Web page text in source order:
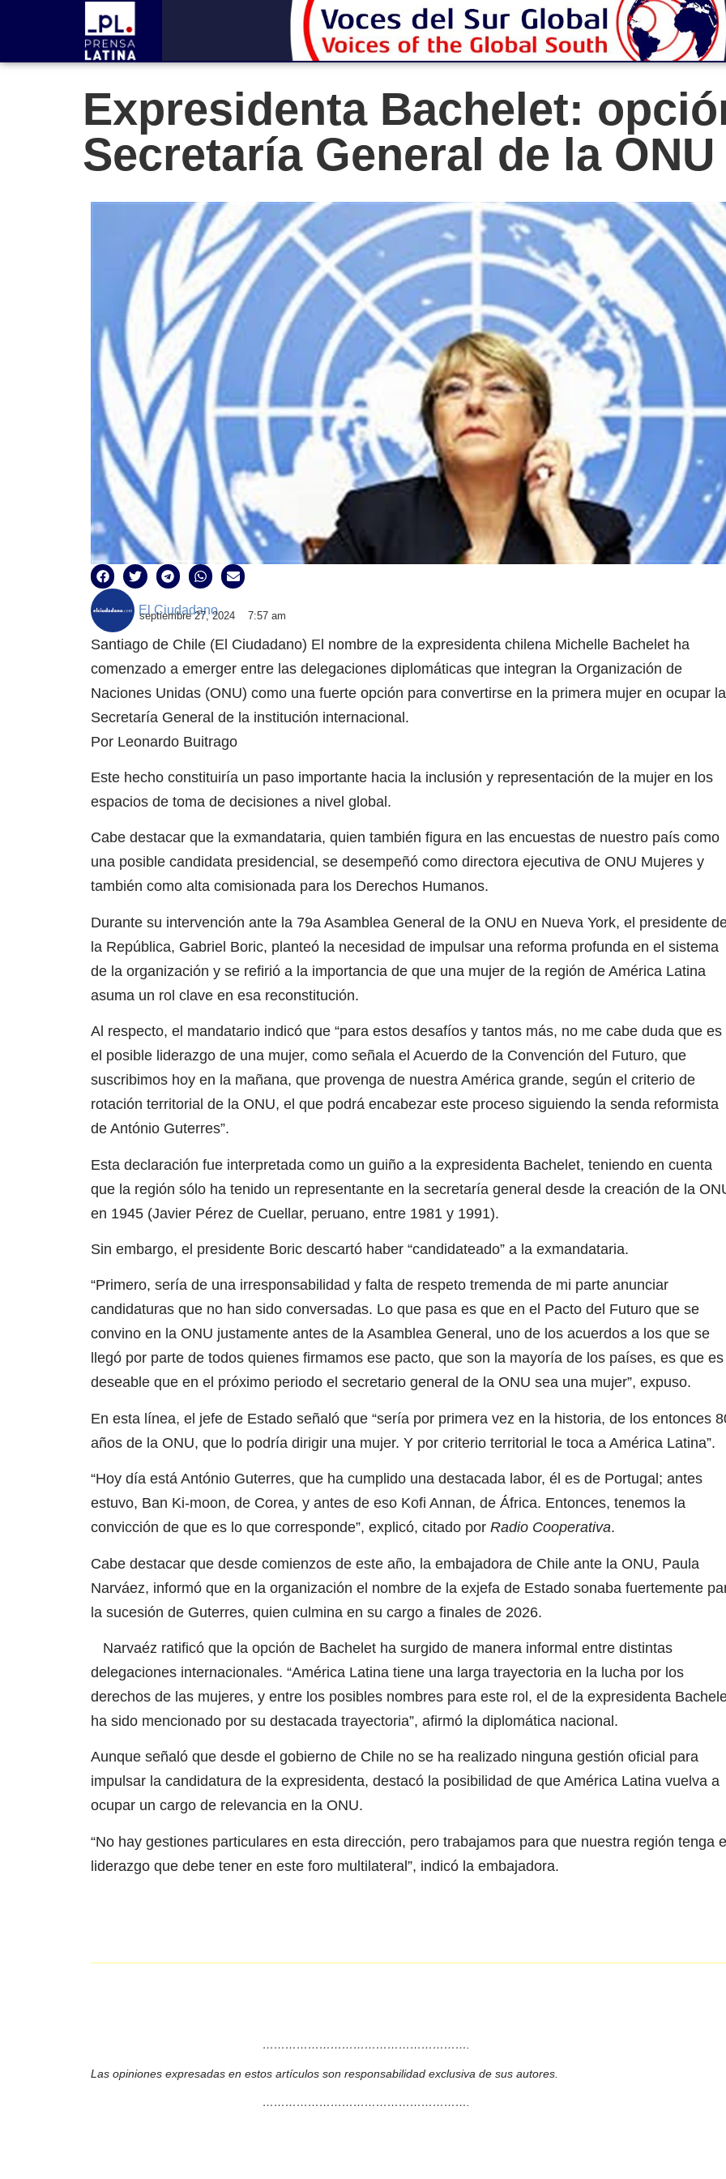
Expresidenta Bachelet:
Secretaría General de la ONU
El Ciudadano
septiembre 27, 2024 7:57 am
Santiago de Chile (El Ciudadano) El nombre de la expresidenta chilena Michelle Bachelet ha
comenzado a emerger entre las delegaciones diplomáticas que integran la Organización de
Naciones Unidas (ONU) como una fuerte opción para convertirse en la primera mujer en ocupar la
Secretaría General de la institución internacional.
Por Leonardo Buitrago
Este hecho constituiría un paso importante hacia la inclusión y representación de la mujer en los
espacios de toma de decisiones a nivel global.
Cabe destacar que la exmandataria, quien también figura en las encuestas de nuestro país como
una posible candidata presidencial, se desempeñó como directora ejecutiva de ONU Mujeres y
también como alta comisionada para los Derechos Humanos.
Durante su intervención ante la 79a Asamblea General de la ONU en Nueva York, el presidente
la República, Gabriel Boric, planteó la necesidad de impulsar una reforma profunda en el sistema
de la organización y se refirió a la importancia de que una mujer de la región de América Latina
asuma un rol clave en esa reconstitución.
Al respecto, el mandatario indicó que “para estos desafíos y tantos más, no me cabe duda que es
el posible liderazgo de una mujer, como señala el Acuerdo de la Convención del Futuro, que
suscribimos hoy en la mañana, que provenga de nuestra América grande, según el criterio de
rotación territorial de la ONU, el que podrá encabezar este proceso siguiendo la senda reformista
de António Guterres”.
Esta declaración fue interpretada como un guiño a la expresidenta Bachelet, teniendo en cuenta
que la región sólo ha tenido un representante en la secretaría general desde la creación de la
en 1945 (Javier Pérez de Cuellar, peruano, entre 1981 y 1991).
Sin embargo, el presidente Boric descartó haber “candidateado” a la exmandataria.
“Primero, sería de una irresponsabilidad y falta de respeto tremenda de mi parte anunciar
candidaturas que no han sido conversadas. Lo que pasa es que en el Pacto del Futuro que se
convino en la ONU justamente antes de la Asamblea General, uno de los acuerdos a los que se
llegó por parte de todos quienes firmamos ese pacto, que son la mayoría de los países, es que es
deseable que en el próximo periodo el secretario general de la ONU sea una mujer”, expuso.
En esta línea, el jefe de Estado señaló que “sería por primera vez en la historia, de los entonces
años de la ONU, que lo podría dirigir una mujer. Y por criterio territorial le toca a América Latina”.
“Hoy día está António Guterres, que ha cumplido una destacada labor, él es de Portugal; antes
estuvo, Ban Ki-moon, de Corea, y antes de eso Kofi Annan, de África. Entonces, tenemos la
convicción de que es lo que corresponde”, explicó, citado por Radio Cooperativa.
Cabe destacar que desde comienzos de este año, la embajadora de Chile ante la ONU, Paula
Narváez, informó que en la organización el nombre de la exjefa de Estado sonaba fuertemente
la sucesión de Guterres, quien culmina en su cargo a finales de 2026.
Narvaéz ratificó que la opción de Bachelet ha surgido de manera informal entre distintas
delegaciones internacionales. “América Latina tiene una larga trayectoria en la lucha por los
derechos de las mujeres, y entre los posibles nombres para este rol, el de la expresidenta
ha sido mencionado por su destacada trayectoria”, afirmó la diplomática nacional.
Aunque señaló que desde el gobierno de Chile no se ha realizado ninguna gestión oficial para
impulsar la candidatura de la expresidenta, destacó la posibilidad de que América Latina vuelva a
ocupar un cargo de relevancia en la ONU.
“No hay gestiones particulares en esta dirección, pero trabajamos para que nuestra región tenga
liderazgo que debe tener en este foro multilateral”, indicó la embajadora.
……………………………………………….
Las opiniones expresadas en estos artículos son responsabilidad exclusiva de sus autores.
……………………………………………….